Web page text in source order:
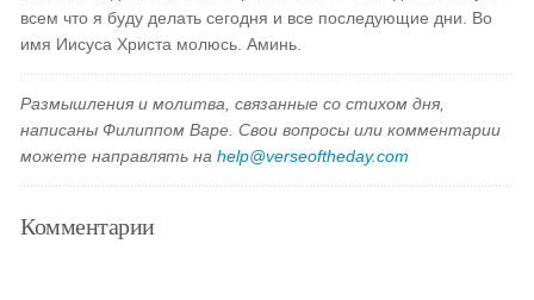
всем что я буду делать сегодня и все последующие дни. Во
имя Иисуса Христа молюсь. Аминь.
Размышления и молитва, связанные со стихом дня,
написаны Филиппом Варе. Свои вопросы или комментарии
можете направлять наhelp@verseoftheday.com
Комментарии